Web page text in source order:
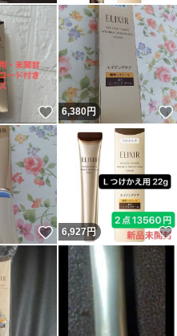
いいね！
6,380円
いいね！
6,927円